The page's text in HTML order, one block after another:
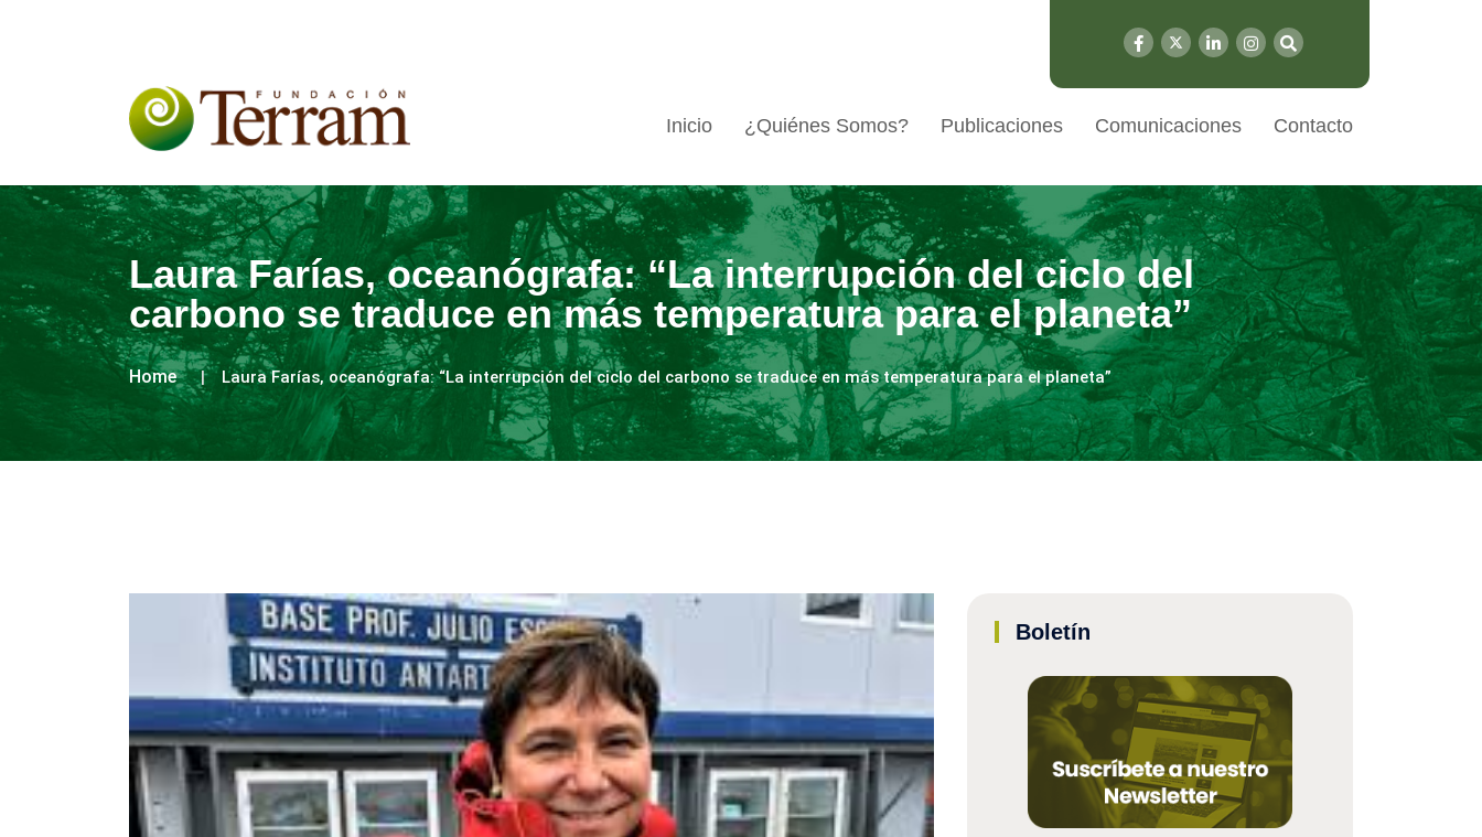
Inicio ¿Quiénes Somos? Publicaciones Comunicaciones Contacto
Laura Farías, oceanógrafa: “La interrupción del ciclo del
carbono se traduce en más temperatura para el planeta”
Home Laura Farías, oceanógrafa: “La interrupción del ciclo del carbono se traduce en más temperatura para el planeta”
Boletín